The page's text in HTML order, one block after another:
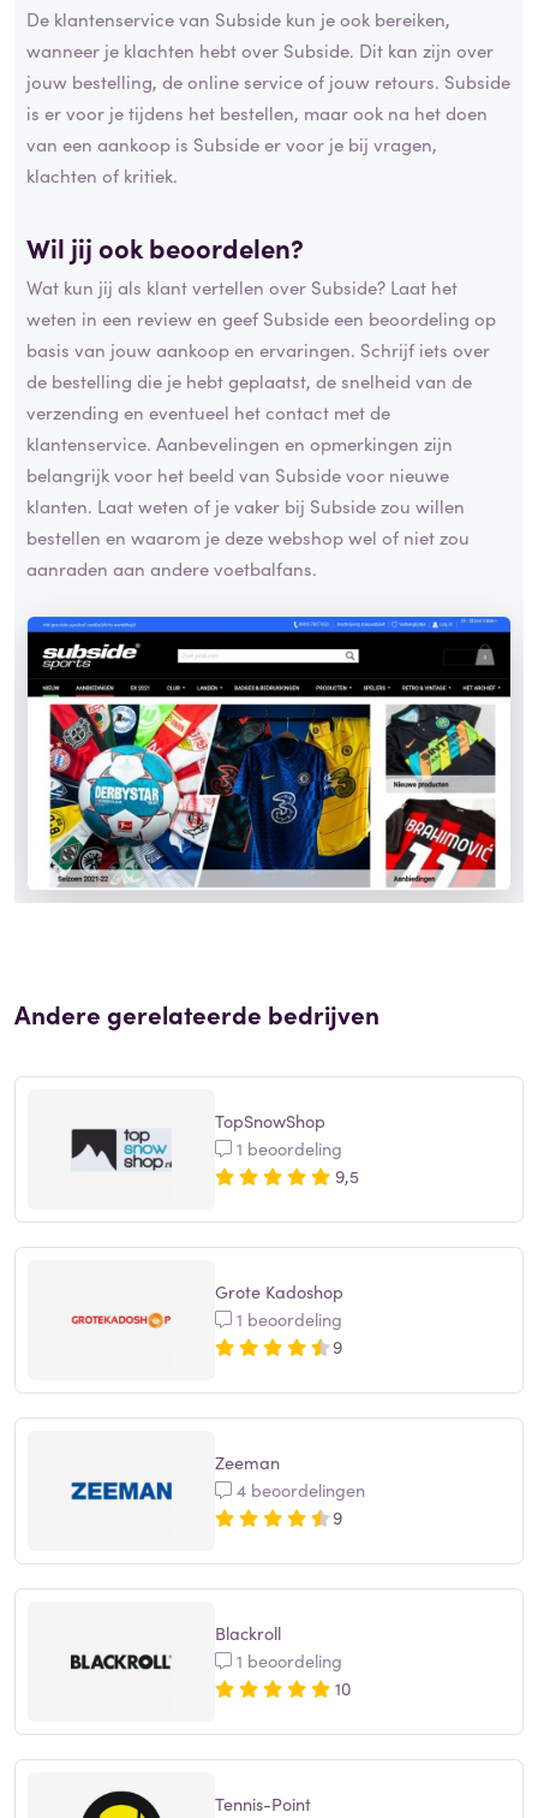
De klantenservice van Subside kun je ook bereiken,
wanneer je klachten hebt over Subside. Dit kan zijn over
jouw bestelling, de online service of jouw retours. Subside
is er voor je tijdens het bestellen, maar ook na het doen
van een aankoop is Subside er voor je bij vragen,
klachten of kritiek.
Wil jij ook beoordelen?
Wat kun jij als klant vertellen over Subside? Laat het
weten in een review en geef Subside een beoordeling op
basis van jouw aankoop en ervaringen. Schrijf iets over
de bestelling die je hebt geplaatst, de snelheid van de
verzending en eventueel het contact met de
klantenservice. Aanbevelingen en opmerkingen zijn
belangrijk voor het beeld van Subside voor nieuwe
klanten. Laat weten of je vaker bij Subside zou willen
bestellen en waarom je deze webshop wel of niet zou
aanraden aan andere voetbalfans.
Andere gerelateerde bedrijven
TopSnowShop
1 beoordeling
9,5
Grote Kadoshop
1 beoordeling
9
Zeeman
4 beoordelingen
9
Blackroll
1 beoordeling
10
Tennis-Point